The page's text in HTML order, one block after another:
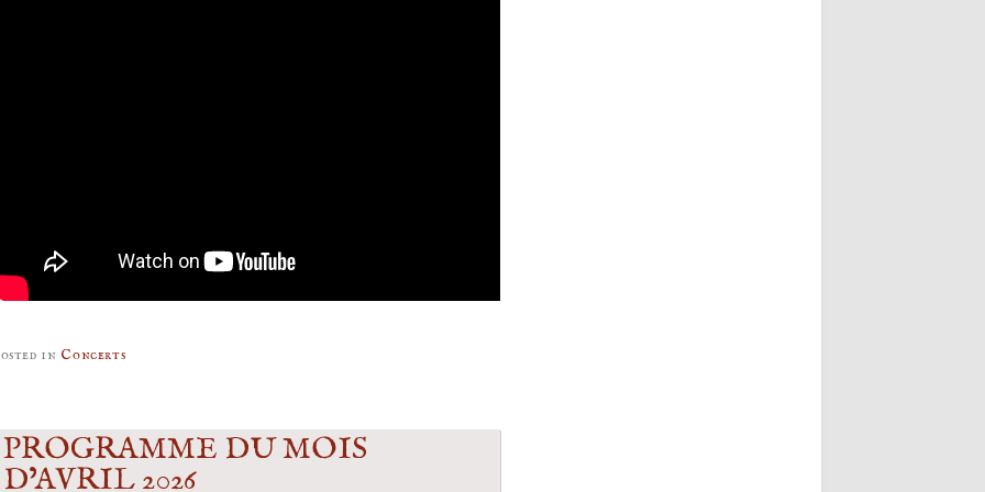
in Concerts
PROGRAMME DU MOIS
D’AVRIL 2026